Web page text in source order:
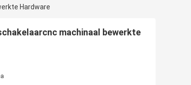
Hardware
machinaal bewerkte